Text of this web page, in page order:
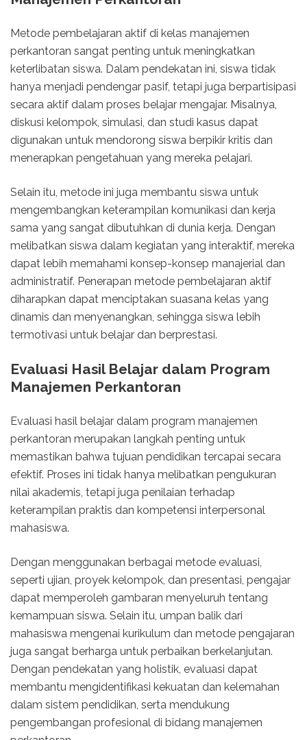
Metode pembelajaran aktif di kelas manajemen
perkantoran sangat penting untuk meningkatkan
keterlibatan siswa. Dalam pendekatan ini, siswa tidak
hanya menjadi pendengar pasif, tetapi juga berpartisipasi
secara aktif dalam proses belajar mengajar. Misalnya,
diskusi kelompok, simulasi, dan studi kasus dapat
digunakan untuk mendorong siswa berpikir kritis dan
menerapkan pengetahuan yang mereka pelajari.
Selain itu, metode ini juga membantu siswa untuk
mengembangkan keterampilan komunikasi dan kerja
sama yang sangat dibutuhkan di dunia kerja. Dengan
melibatkan siswa dalam kegiatan yang interaktif, mereka
dapat lebih memahami konsep-konsep manajerial dan
administratif. Penerapan metode pembelajaran aktif
diharapkan dapat menciptakan suasana kelas yang
dinamis dan menyenangkan, sehingga siswa lebih
termotivasi untuk belajar dan berprestasi.
Evaluasi Hasil Belajar dalam Program
Manajemen Perkantoran
Evaluasi hasil belajar dalam program manajemen
perkantoran merupakan langkah penting untuk
memastikan bahwa tujuan pendidikan tercapai secara
efektif. Proses ini tidak hanya melibatkan pengukuran
nilai akademis, tetapi juga penilaian terhadap
keterampilan praktis dan kompetensi interpersonal
mahasiswa.
Dengan menggunakan berbagai metode evaluasi,
seperti ujian, proyek kelompok, dan presentasi, pengajar
dapat memperoleh gambaran menyeluruh tentang
kemampuan siswa. Selain itu, umpan balik dari
mahasiswa mengenai kurikulum dan metode pengajaran
juga sangat berharga untuk perbaikan berkelanjutan.
Dengan pendekatan yang holistik, evaluasi dapat
membantu mengidentifikasi kekuatan dan kelemahan
dalam sistem pendidikan, serta mendukung
pengembangan profesional di bidang manajemen